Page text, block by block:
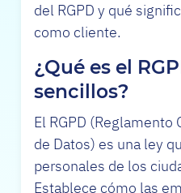
del RGPD y qué
como cliente.
¿Qué es el
sencillos?
El RGPD (Reglamento
de Datos) es una ley
personales de los
Establece cómo las